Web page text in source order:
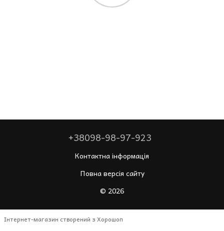
+38098-98-97-923
Контактна інформація
Повна версія сайту
© 2026
Інтернет-магазин створений з Хорошоп